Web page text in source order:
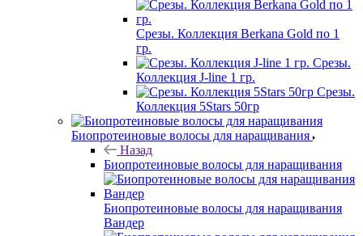
Срезы. Коллекция Berkana Gold по 1
гр.
Срезы.
Коллекция J-line 1 гр.
Срезы.
Коллекция 5Stars 50гр
Биопротеиновые волосы для наращивания
Назад
Биопротеиновые волосы для наращивания
Биопротеиновые волосы для наращивания
Вандер